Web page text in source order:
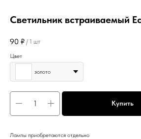
Светильник встраиваемый
90 ₽ / 1 шт
Цвет
золото
Купить
Лампы приобретаются отдельно